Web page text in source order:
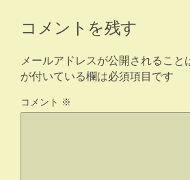
コメントを残す
メールアドレスが公開されること
が付いている欄は必須項目です
コメント ※